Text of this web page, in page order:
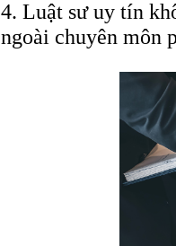
4. Luật sư uy tín
ngoài chuyên môn